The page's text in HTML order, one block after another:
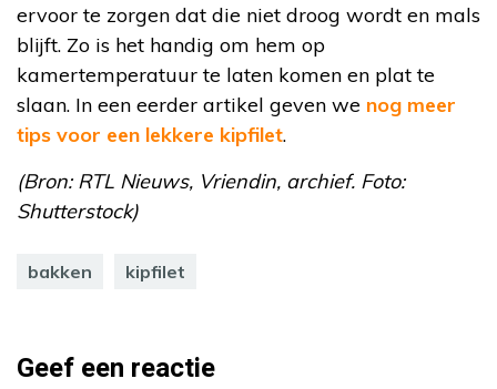
ervoor te zorgen dat die niet droog wordt en mals
blijft. Zo is het handig om hem op
kamertemperatuur te laten komen en plat te
slaan. In een eerder artikel geven we nog meer
tips voor een lekkere kipfilet.
(Bron: RTL Nieuws, Vriendin, archief. Foto:
Shutterstock)
bakken kipfilet
Geef een reactie